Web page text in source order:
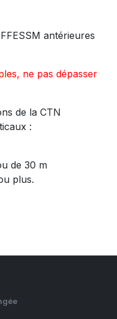
antérieures
ne pas dépasser
de la CTN
:
de 30 m
plus.